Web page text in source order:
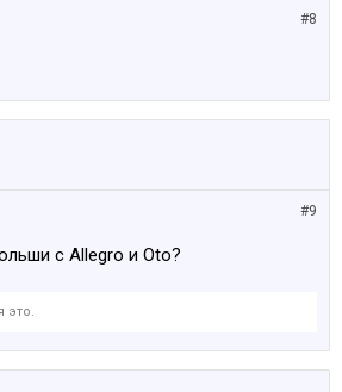
#8
#9
с Allegro и Oto?
это.